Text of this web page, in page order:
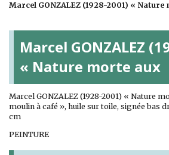
Marcel GONZALEZ (1928-2001) « Nature
Marcel GONZALEZ
« Nature morte aux
Marcel GONZALEZ (1928-2001) « Nature
moulin à café », huile sur toile, signée bas
cm
PEINTURE